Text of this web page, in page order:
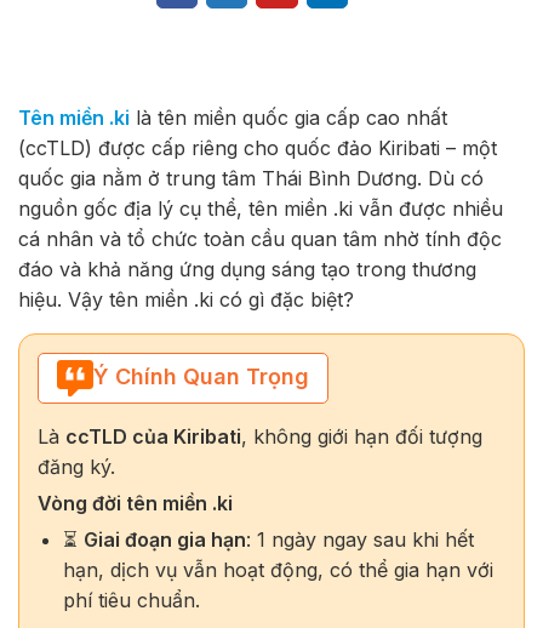
Tên miền .ki là tên miền quốc gia cấp cao nhất
(ccTLD) được cấp riêng cho quốc đảo Kiribati – một
quốc gia nằm ở trung tâm Thái Bình Dương. Dù có
nguồn gốc địa lý cụ thể, tên miền .ki vẫn được nhiều
cá nhân và tổ chức toàn cầu quan tâm nhờ tính độc
đáo và khả năng ứng dụng sáng tạo trong thương
hiệu. Vậy tên miền .ki có gì đặc biệt?
Ý Chính Quan Trọng
Là ccTLD của Kiribati, không giới hạn đối tượng
đăng ký.
Vòng đời tên miền .ki
⏳ Giai đoạn gia hạn: 1 ngày ngay sau khi hết
hạn, dịch vụ vẫn hoạt động, có thể gia hạn với
phí tiêu chuẩn.